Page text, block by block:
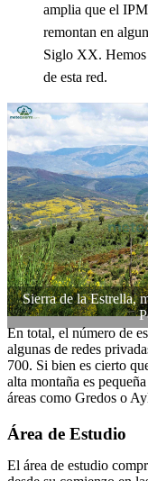
amplia que el
remontan en
Siglo XX. Hemos
de esta red.
Sierra de la Estrella,
En total, el número de
algunas de redes
700. Si bien es cierto
alta montaña es
áreas como Gredos o
Área de Estudio
El área de estudio